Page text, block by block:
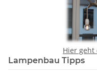
Hier geht
Lampenbau Tipps